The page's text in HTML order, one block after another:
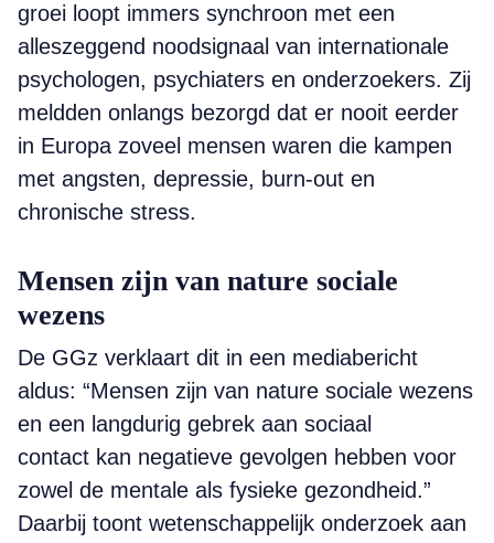
groei loopt immers synchroon met een
alleszeggend noodsignaal van internationale
psychologen, psychiaters en onderzoekers. Zij
meldden onlangs bezorgd dat er nooit eerder
in Europa zoveel mensen waren die kampen
met angsten, depressie, burn-out en
chronische stress.
Mensen zijn van nature sociale
wezens
De GGz verklaart dit in een mediabericht
aldus: “Mensen zijn van nature sociale wezens
en een langdurig gebrek aan sociaal
contact kan negatieve gevolgen hebben voor
zowel de mentale als fysieke gezondheid.”
Daarbij toont wetenschappelijk onderzoek aan